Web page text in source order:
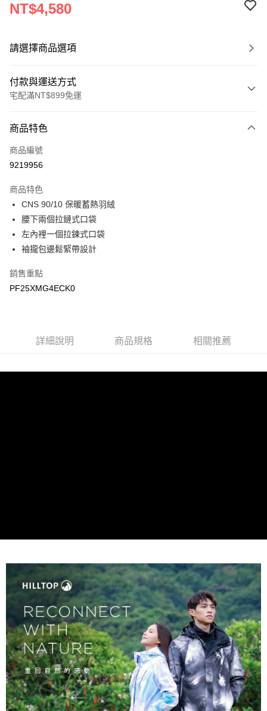
NT$4,580
請選擇商品選項
付款與運送方式
宅配滿NT$899免運
信用卡一次付款
LINE Pay
悠遊付
Google Pay
運送方式
宅配
每筆NT$90，滿NT$899(含以上)免運費
商品特色
商品編號
9219956
商品特色
CNS 90/10 保暖蓄熱羽絨
腰下兩個拉鏈式口袋
左內裡一個拉鍊式口袋
袖攏包邊鬆緊帶設計
銷售重點
PF25XMG4ECK0
詳細說明 商品規格 相關推薦